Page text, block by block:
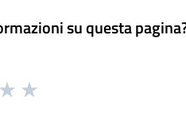
su questa